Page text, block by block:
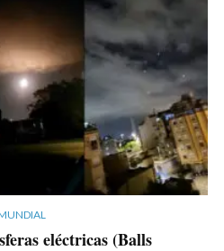
eléctricas (Balls